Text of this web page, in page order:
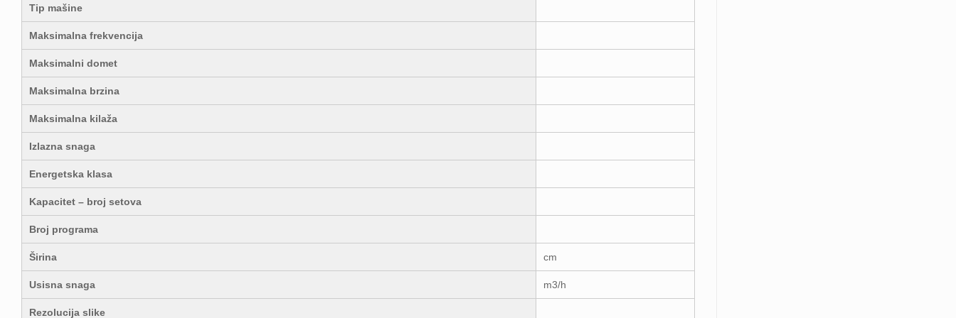
Tip mašine
Maksimalna frekvencija
Maksimalni domet
Maksimalna brzina
Maksimalna kilaža
Izlazna snaga
Energetska klasa
Kapacitet – broj setova
Broj programa
Širina cm
Usisna snaga m3/h
Rezolucija slike